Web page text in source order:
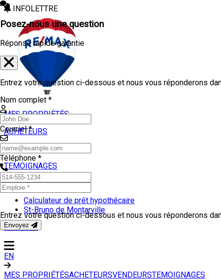
INFOLETTRE
MES PROPRIÉTÉS
ACHETEURS
VENDEURS
TEMOIGNAGES
OUTILS
Calculateur de prêt hypothécaire
St-Bruno de Montarville
CONTACT
EN
MES PROPRIÉTÉSACHETEURSVENDEURSTEMOIGNAGES
Posez-nous une question
Réponse rapide garantie
Entrez votre question ci-dessous et nous vous réponderons
Nom complet *
Courriel *
Téléphone *
Entrez votre question ci-dessous et nous vous réponderons
Envoyez